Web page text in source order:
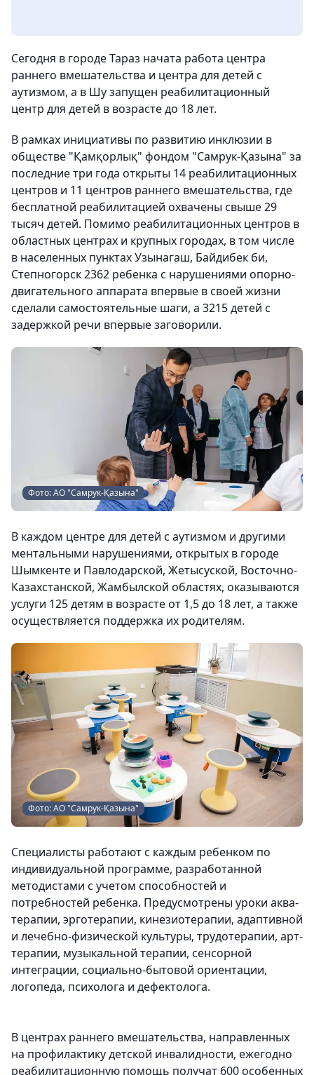
Сегодня в городе Тараз начата работа центра
раннего вмешательства и центра для детей с
аутизмом, а в Шу запущен реабилитационный
центр для детей в возрасте до 18 лет.
В рамках инициативы по развитию инклюзии в
обществе "Қамқорлық" фондом "Самрук-Қазына" за
последние три года открыты 14 реабилитационных
центров и 11 центров раннего вмешательства, где
бесплатной реабилитацией охвачены свыше 29
тысяч детей. Помимо реабилитационных центров в
областных центрах и крупных городах, в том числе
в населенных пунктах Узынагаш, Байдибек би,
Степногорск 2362 ребенка с нарушениями опорно-
двигательного аппарата впервые в своей жизни
сделали самостоятельные шаги, а 3215 детей с
задержкой речи впервые заговорили.
Фото: АО "Самрук-Қазына"
В каждом центре для детей с аутизмом и другими
ментальными нарушениями, открытых в городе
Шымкенте и Павлодарской, Жетысуской, Восточно-
Казахстанской, Жамбылской областях, оказываются
услуги 125 детям в возрасте от 1,5 до 18 лет, а также
осуществляется поддержка их родителям.
Фото: АО "Самрук-Қазына"
Специалисты работают с каждым ребенком по
индивидуальной программе, разработанной
методистами с учетом способностей и
потребностей ребенка. Предусмотрены уроки аква-
терапии, эрготерапии, кинезиотерапии, адаптивной
и лечебно-физической культуры, трудотерапии, арт-
терапии, музыкальной терапии, сенсорной
интеграции, социально-бытовой ориентации,
логопеда, психолога и дефектолога.
В центрах раннего вмешательства, направленных
на профилактику детской инвалидности, ежегодно
реабилитационную помощь получат 600 особенных